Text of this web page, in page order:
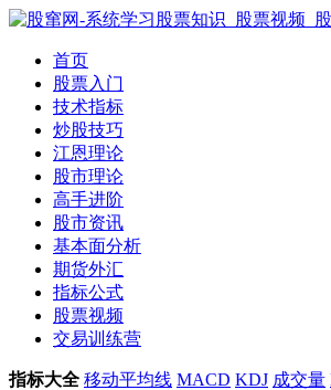
首页
股票入门
技术指标
炒股技巧
江恩理论
股市理论
高手进阶
股市资讯
基本面分析
期货外汇
指标公式
股票视频
交易训练营
指标大全 移动平均线 MACD KDJ 成交量